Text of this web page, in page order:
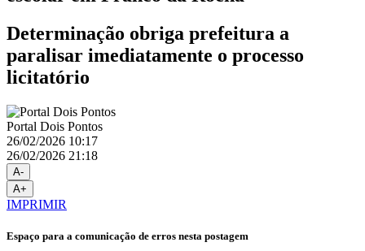
Determinação obriga prefeitura a
paralisar imediatamente o processo
licitatório
Portal Dois Pontos
26/02/2026 10:17
26/02/2026 21:18
A-
A+
IMPRIMIR
Espaço para a comunicação de erros nesta postagem